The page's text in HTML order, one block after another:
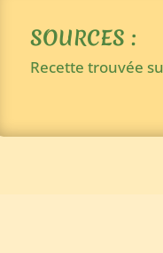
SOURCES :
Recette trouvée